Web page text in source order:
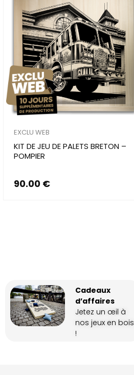
EXCLU WEB
KIT DE JEU DE PALETS BRETON –
POMPIER
90.00 €
Cadeaux
d’affaires
Jetez un œil à
nos jeux en bois
!